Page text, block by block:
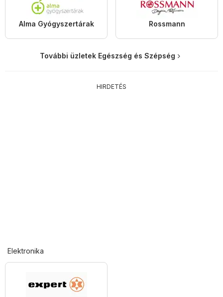
Alma Gyógyszertárak Rossmann
További üzletek Egészség és Szépség
HIRDETÉS
Elektronika